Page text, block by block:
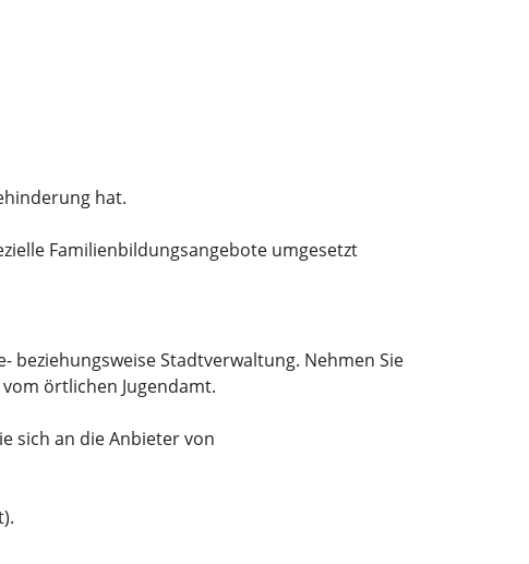
hat.
Familienbildungsangebote umgesetzt
beziehungsweise Stadtverwaltung. Nehmen Sie
örtlichen Jugendamt.
sich an die Anbieter von